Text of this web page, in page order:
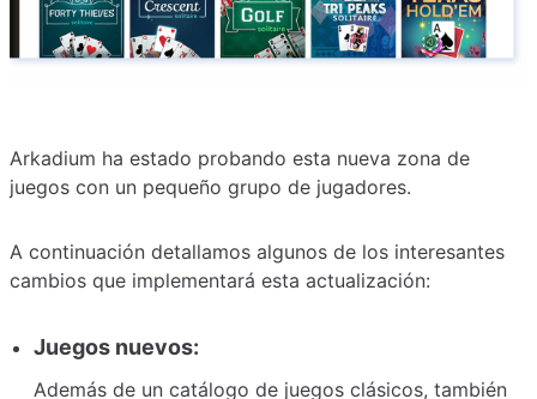
Arkadium ha estado probando esta nueva zona de
juegos con un pequeño grupo de jugadores.
A continuación detallamos algunos de los interesantes
cambios que implementará esta actualización:
Juegos nuevos:
Además de un catálogo de juegos clásicos, también